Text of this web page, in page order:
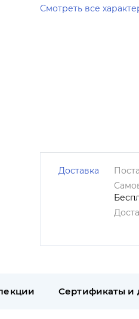
Смотреть все
Доставка
Сертификаты и